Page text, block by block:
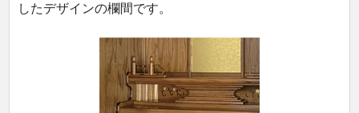
したデザインの欄間です。